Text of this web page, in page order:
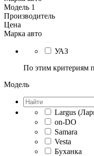
Модель 1
Производитель
Цена
Марка авто
УАЗ
По этим критериям
Модель
Largus
on-DO
Samara
Vesta
Буханка